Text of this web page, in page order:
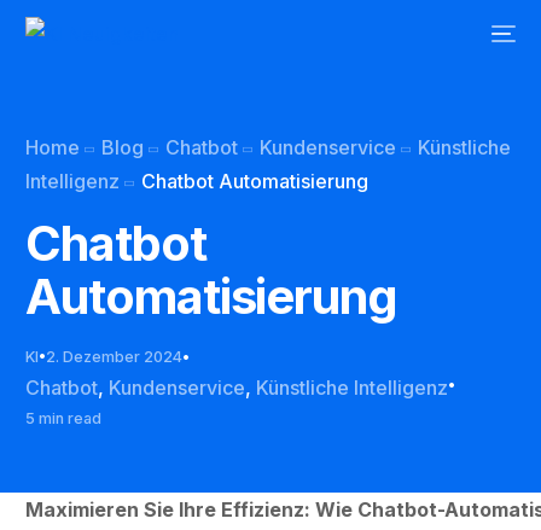
Home Blog Chatbot Kundenservice
Künstliche
Intelligenz
Chatbot Automatisierung
Chatbot
Automatisierung
KI 2. Dezember 2024
Chatbot, Kundenservice, Künstliche Intelligenz
5 min read
Maximieren Sie Ihre Effizienz: Wie Chatbot-